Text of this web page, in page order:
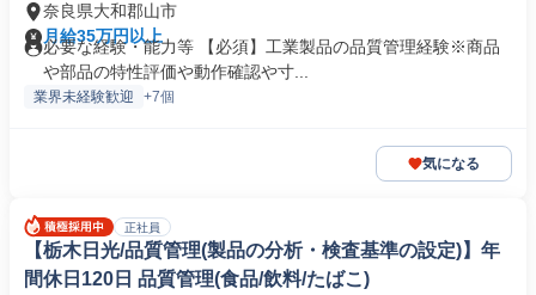
奈良県大和郡山市
月給35万円以上
必要な経験・能力等 【必須】工業製品の品質管理経験※商品
や部品の特性評価や動作確認や寸...
業界未経験歓迎 +7個
気になる
正社員
【栃木日光/品質管理(製品の分析・検査基準の設定)】年
間休日120日 品質管理(食品/飲料/たばこ)